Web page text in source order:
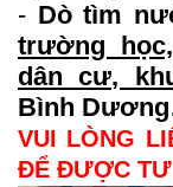
- Dò tìm
trường
dân cư,
Bình
VUI LÒNG
ĐỂ ĐƯỢC TƯ